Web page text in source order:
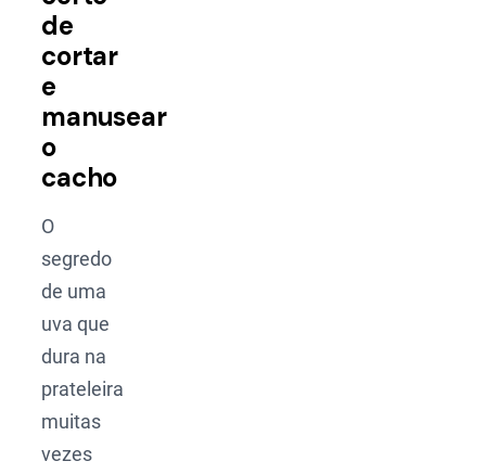
de
cortar
e
manusear
o
cacho
O
segredo
de uma
uva que
dura na
prateleira
muitas
vezes